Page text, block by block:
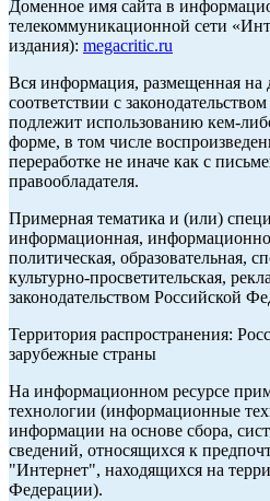
Доменное имя сайта в
телекоммуникационной сети
издания): megacritic.ru
Вся информация, размещенная на
соответствии с
подлежит использованию кем-
форме, в том числе
переработке не иначе как с
правообладателя.
Примерная тематика и (или)
информационная,
политическая, образовательная,
культурно-просветительская,
законодательством Российской
Территория распространения:
зарубежные страны
На информационном ресурсе
технологии (информационные
информации на основе сбора,
сведений, относящихся к
"Интернет", находящихся на
Федерации).